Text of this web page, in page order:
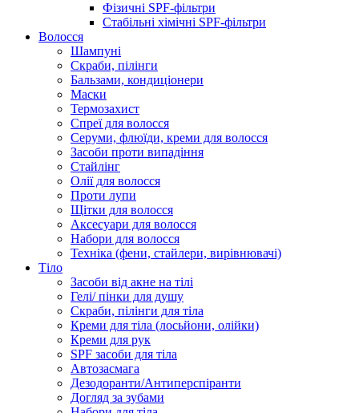
Фізичні SPF-фільтри
Стабільні хімічні SPF-фільтри
Волосся
Шампуні
Скраби, пілінги
Бальзами, кондиціонери
Маски
Термозахист
Спреї для волосся
Серуми, флюїди, креми для волосся
Засоби проти випадіння
Стайлінг
Олії для волосся
Проти лупи
Щітки для волосся
Аксесуари для волосся
Набори для волосся
Техніка (фени, стайлери, вирівнювачі)
Тіло
Засоби від акне на тілі
Гелі/ пінки для душу
Скраби, пілінги для тіла
Креми для тіла (лосьйони, олійки)
Креми для рук
SPF засоби для тіла
Автозасмага
Дезодоранти/Антиперспіранти
Догляд за зубами